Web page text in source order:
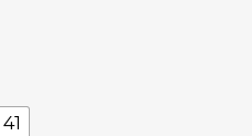
41